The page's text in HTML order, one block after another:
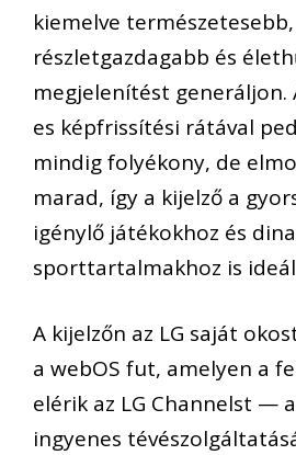
kiemelve természetesebb,
részletgazdagabb és
megjelenítést generáljon.
es képfrissítési rátával
mindig folyékony, de
marad, így a kijelző a
igénylő játékokhoz és
sporttartalmakhoz is
A kijelzőn az LG saját
a webOS fut, amelyen a
elérik az LG Channelst —
ingyenes